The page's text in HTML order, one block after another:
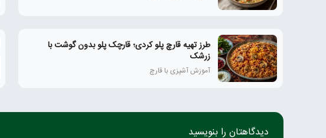
طرز تهیه قارچ پلو کردی؛ قارچک پلو بدون گوشت با
زرشک
آموزش آشپزی با قارچ
دیدگاهتان را بنویسید